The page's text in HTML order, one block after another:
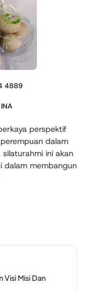
4889
perspektif
dalam
ini akan
dalam membangun
Visi Misi Dan